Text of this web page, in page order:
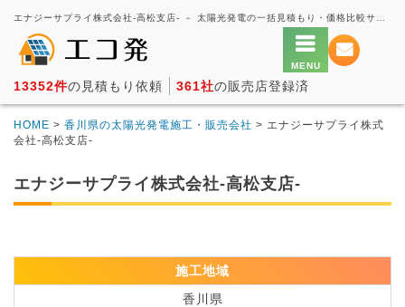
13352件の見積もり依頼 361社の販売店登録済
HOME > 香川県の太陽光発電施工・販売会社 > エナジーサプライ株式
会社-高松支店-
エナジーサプライ株式会社-高松支店-
施工地域
香川県